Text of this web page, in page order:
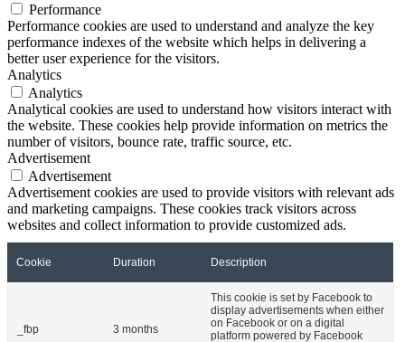
Performance
Performance cookies are used to understand and analyze the key
performance indexes of the website which helps in delivering a
better user experience for the visitors.
Analytics
Analytics
Analytical cookies are used to understand how visitors interact with
the website. These cookies help provide information on metrics the
number of visitors, bounce rate, traffic source, etc.
Advertisement
Advertisement
Advertisement cookies are used to provide visitors with relevant ads
and marketing campaigns. These cookies track visitors across
websites and collect information to provide customized ads.
Cookie Duration Description
_fbp 3 months
This cookie is set by Facebook to
display advertisements when either
on Facebook or on a digital
platform powered by Facebook